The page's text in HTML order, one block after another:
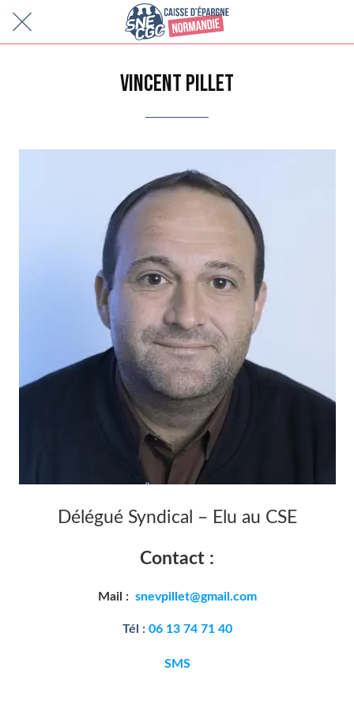
VINCENT PILLET
Délégué Syndical – Elu au CSE
Contact :
Mail : snevpillet@gmail.com
Tél : 06 13 74 71 40
SMS